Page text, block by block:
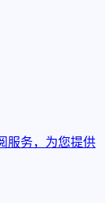
服务，为您提供